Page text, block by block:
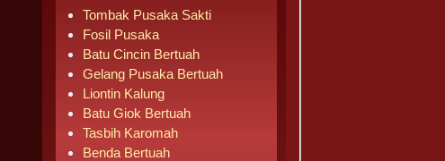
Tombak Pusaka Sakti
Fosil Pusaka
Batu Cincin Bertuah
Gelang Pusaka Bertuah
Liontin Kalung
Batu Giok Bertuah
Tasbih Karomah
Benda Bertuah